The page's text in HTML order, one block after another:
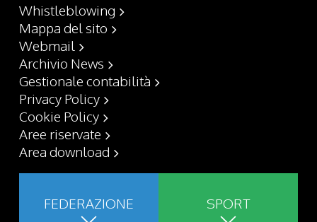
Whistleblowing
Mappa del sito
Webmail
Archivio News
Gestionale contabilità
Privacy Policy
Cookie Policy
Aree riservate
Area download
FEDERAZIONE SPORT